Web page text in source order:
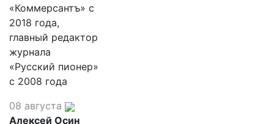
«Коммерсантъ» с
2018 года,
главный редактор
журнала
«Русский пионер»
с 2008 года
08 августа
Алексей Осин